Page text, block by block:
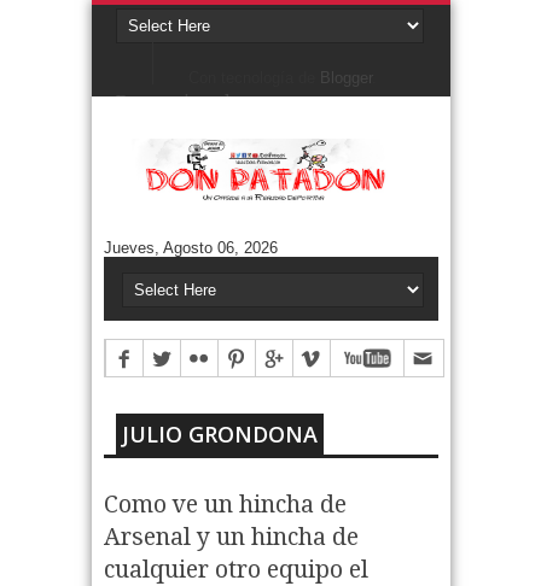
Blogger
Denunciar abuso
Cuentos/ Frases y más
CUENTOS DE FÚTBOL
NIEMBRO
Aguántanos en Twitter
Tweets by DonPatadon
Pages
Style5
Jueves, Agosto 06, 2026
JULIO GRONDONA
Como ve un hincha de
Arsenal y un hincha de
cualquier otro equipo el